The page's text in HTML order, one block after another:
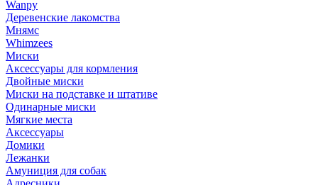
Wanpy
Деревенские лакомства
Мнямс
Whimzees
Миски
Аксессуары для кормления
Двойные миски
Миски на подставке и штативе
Одинарные миски
Мягкие места
Аксессуары
Домики
Лежанки
Амуниция для собак